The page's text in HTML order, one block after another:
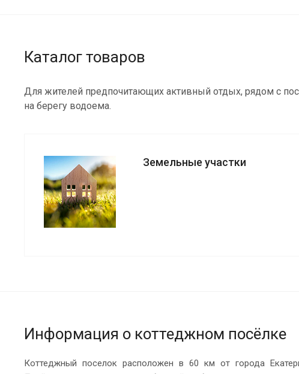
Каталог товаров
Для жителей предпочитающих активный отдых, рядом с
на берегу водоема.
Земельные участки
Информация о коттеджном посёлке
Коттеджный поселок расположен в 60 км от города